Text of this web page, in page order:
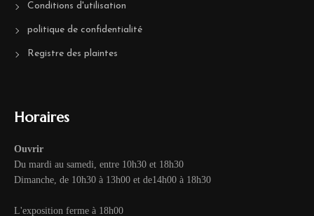
Conditions d'utilisation
politique de confidentialité
Registre des plaintes
Horaires
Ouvrir
Du mardi au samedi, entre 10h30 et 18h30
Dimanche, de 10h30 à 13h00 et de14h00 à 18h30
L'exposition ferme à 18h00